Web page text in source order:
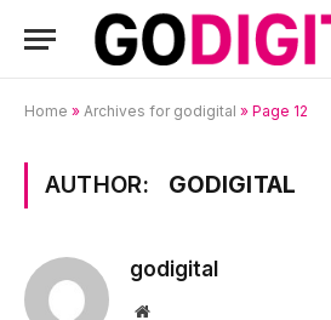
Home » Archives for godigital » Page 12
AUTHOR: GODIGITAL
godigital
Website